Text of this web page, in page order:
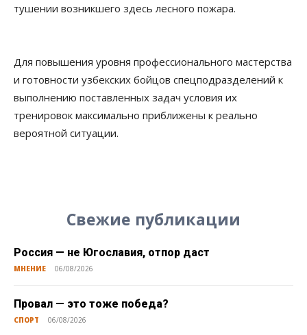
тушении возникшего здесь лесного пожара.
Для повышения уровня профессионального мастерства
и готовности узбекских бойцов спецподразделений к
выполнению поставленных задач условия их
тренировок максимально приближены к реально
вероятной ситуации.
Свежие публикации
Россия — не Югославия, отпор даст
МНЕНИЕ 06/08/2026
Провал — это тоже победа?
СПОРТ 06/08/2026